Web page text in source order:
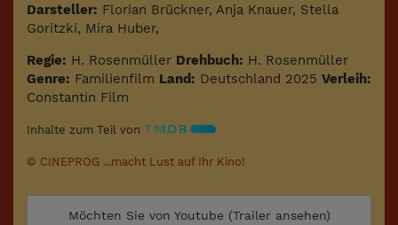
Darsteller: Florian Brückner, Anja Knauer, Stella
Goritzki, Mira Huber,
Regie: H. Rosenmüller Drehbuch: H. Rosenmüller
Genre: Familienfilm Land: Deutschland 2025 Verleih:
Constantin Film
Inhalte zum Teil von
© CINEPROG ...macht Lust auf Ihr Kino!
Möchten Sie von Youtube (Trailer ansehen)